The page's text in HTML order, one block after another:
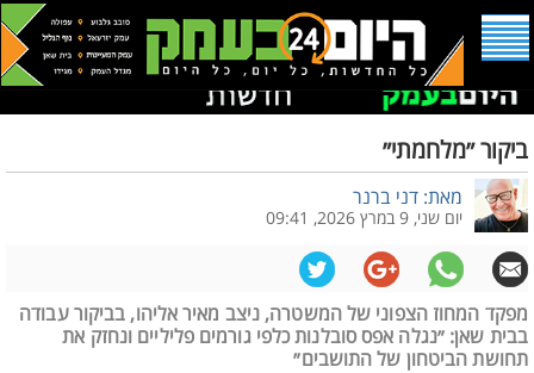
ביקור ״מלחמתי״
מאת: דני ברנר
יום שני, 9 במרץ 2026, 09:41
מפקד המחוז הצפוני של המשטרה, ניצב מאיר אליהו, בביקור עבודה
בבית שאן: ״נגלה אפס סובלנות כלפי גורמים פליליים ונחזק את
תחושת הביטחון של התושבים״